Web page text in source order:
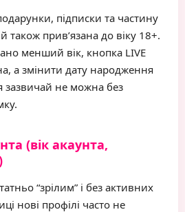
підписки та частину
також прив’язана до віку 18+.
менший вік, кнопка LIVE
а змінити дату народження
зазвичай не можна без
(вік акаунта,
“зрілим” і без активних
нові профілі часто не